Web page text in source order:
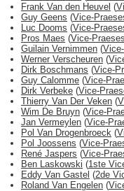
Frank Van den Heuvel (
Guy Geens (Vice-
Luc Dooms (Vice-
Pros Maes (Vice-Praeses
Guilain Vernimmen (
Werner Verscheuren (
Dirk Boschmans (Vice-
Guy Calomme (Vice-
Dirk Verbeke (Vice-
Thierry Van Der Veken (
Wim De Bruyn (Vice-
Jan Vermeylen (Vice-
Pol Van Drogenbroeck (
Pol Joossens (Vice-
René Jaspers (Vice-
Ben Laskowski (1ste
Eddy Van Gastel (2de
Roland Van Engelen (